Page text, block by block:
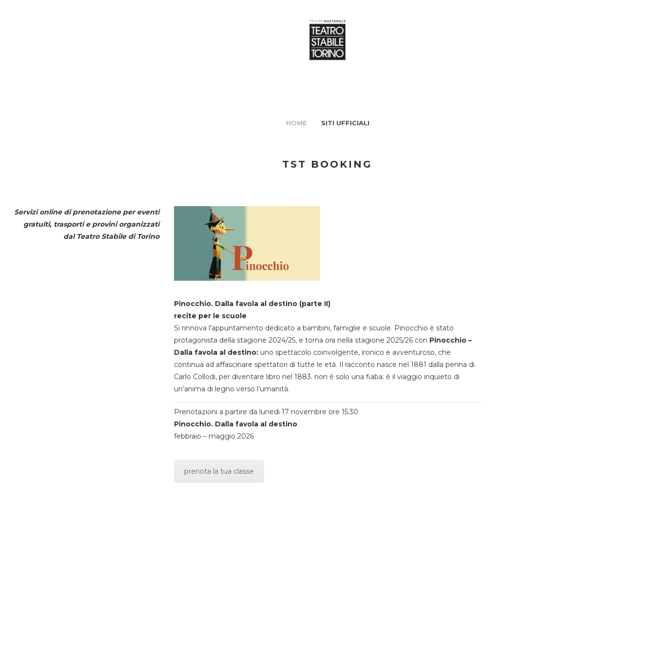
HOME SITI UFFICIALI
TST BOOKING
Servizi online di prenotazione per eventi
gratuiti, trasporti e provini organizzati
dal Teatro Stabile di Torino
Pinocchio. Dalla favola al destino (parte II)
recite per le scuole
Si rinnova l’appuntamento dedicato a bambini, famiglie e scuole. Pinocchio è stato
protagonista della stagione 2024/25, e torna ora nella stagione 2025/26 con Pinocchio –
Dalla favola al destino:uno spettacolo coinvolgente, ironico e avventuroso, che
continua ad affascinare spettatori di tutte le età. Il racconto nasce nel 1881 dalla penna di
Carlo Collodi, per diventare libro nel 1883. non è solo una fiaba: è il viaggio inquieto di
un’anima di legno verso l’umanità.
Prenotazioni a partire da lunedi 17 novembre ore 15.30
Pinocchio. Dalla favola al destino
febbraio – maggio 2026
prenota la tua classe